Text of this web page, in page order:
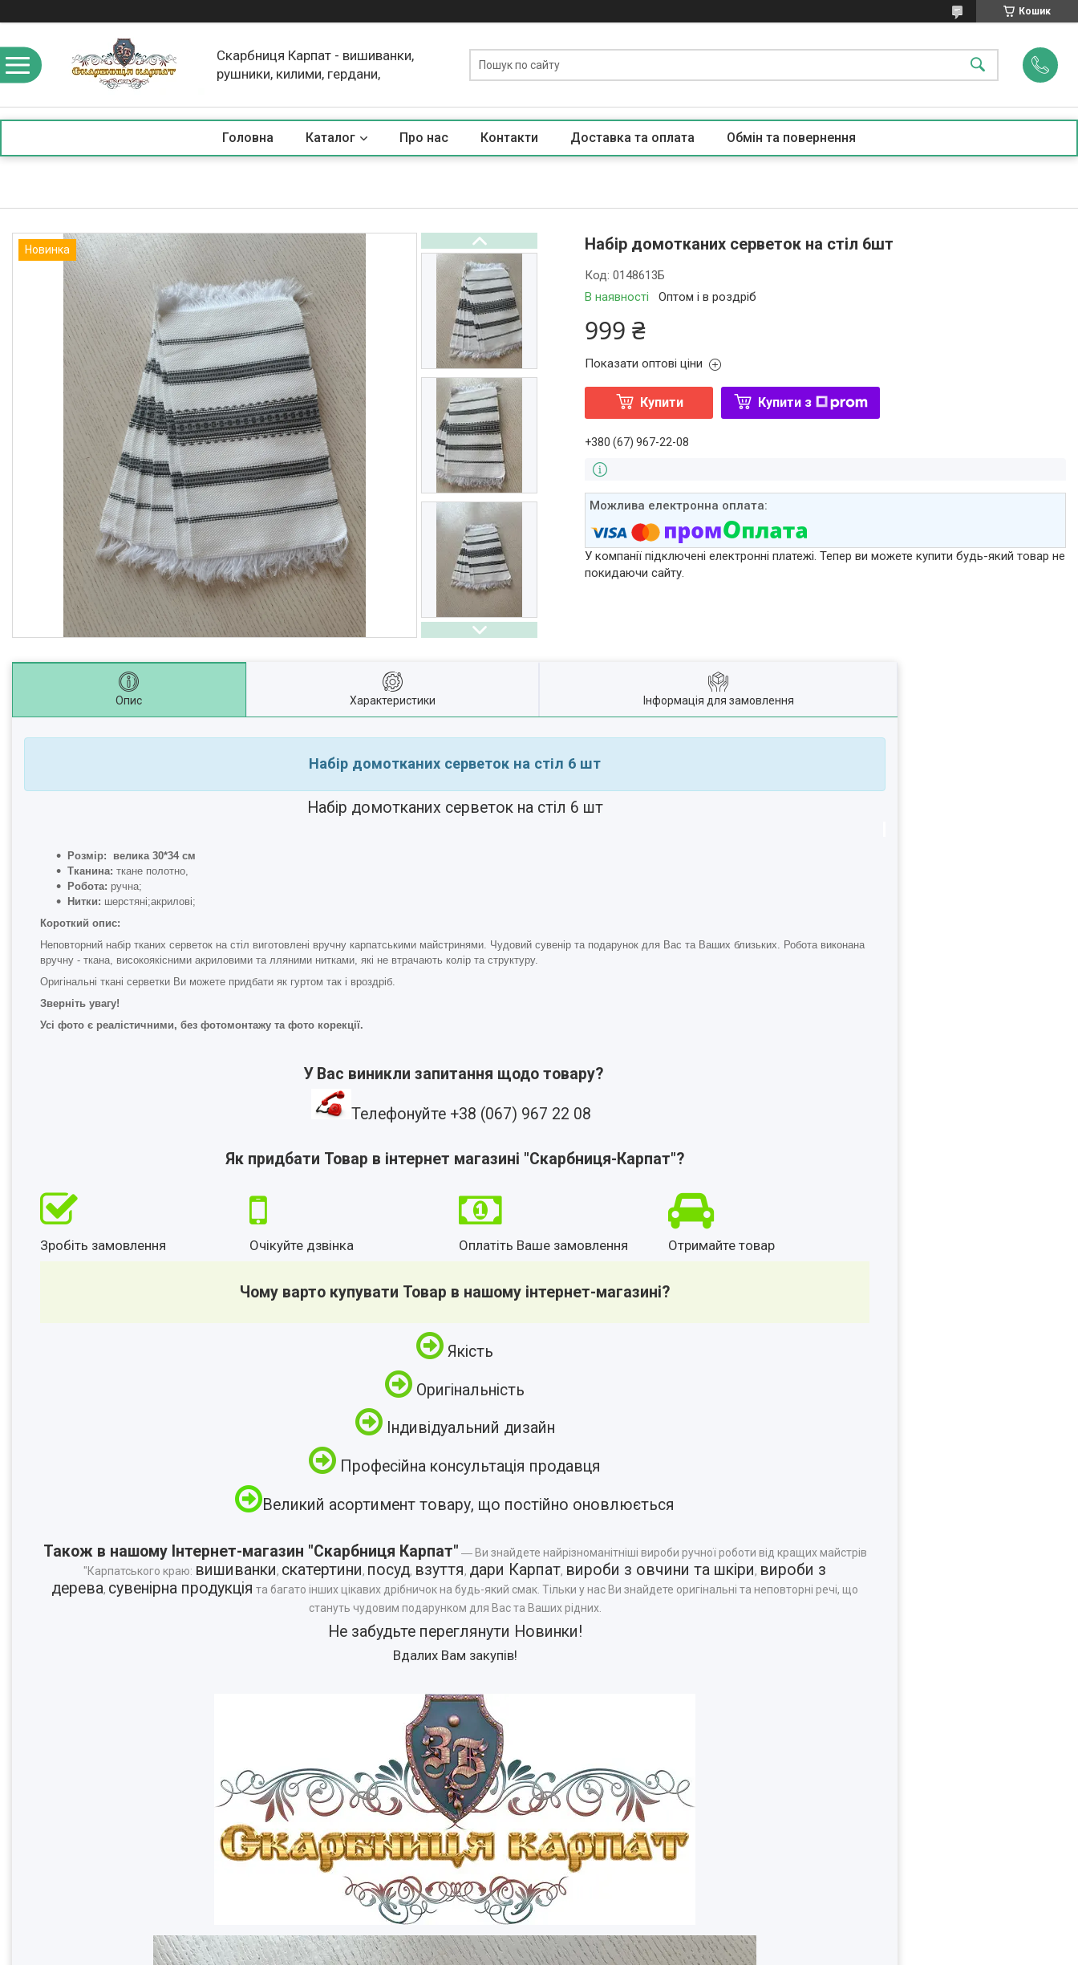
Кошик
Скарбниця Карпат - вишиванки,
рушники, килими, гердани,
Головна Каталог Про нас Контакти Доставка та оплата Обмін та повернення
Новинка Набір домотканих серветок на стіл 6шт
В наявності Оптом і в роздріб
Код:0148613Б
999 ₴
Показати оптові ціни
Купити Купити з
+380 (67) 967-22-08
У компанії підключені електронні платежі. Тепер ви можете купити будь-який товар не
покидаючи сайту.
Опис Характеристики Інформація для замовлення
Набір домотканих серветок на стіл 6 шт
Набір домотканих серветок на стіл 6 шт
Розмір: велика 30*34 см
Тканина: ткане полотно,
Робота: ручна;
Нитки: шерстяні;акрилові;
Короткий опис:
Неповторний набір тканих серветок на стіл виготовлені вручну карпатськими майстринями. Чудовий сувенір та подарунок для Вас та Ваших близьких. Робота виконана
вручну - ткана, високоякісними акриловими та лляними нитками, які не втрачають колір та структуру.
Оригінальні ткані серветки Ви можете придбати як гуртом так і вроздріб.
Зверніть увагу!
Усі фото є реалістичними, без фотомонтажу та фото корекції.
У Вас виникли запитання щодо товару?
Телефонуйте +38 (067) 967 22 08
Як придбати Товар в інтернет магазині "Скарбниця-Карпат"?
Зробіть замовлення Очікуйте дзвінка Оплатіть Ваше замовлення Отримайте товар
Чому варто купувати Товар в нашому інтернет-магазині?
Якість
Оригінальність
Індивідуальний дизайн
Професійна консультація продавця
Великий асортимент товару, що постійно оновлюється
Також в нашому Інтернет-магазин "Скарбниця Карпат" ― Ви знайдете найрізноманітніші вироби ручної роботи від кращих майстрів
"Карпатського краю: вишиванки, скатертини, посуд, взуття, дари Карпат, вироби з овчини та шкіри, вироби з
дерева, сувенірна продукція та багато інших цікавих дрібничок на будь-який смак. Тільки у нас Ви знайдете оригінальні та неповторні речі, що
стануть чудовим подарунком для Вас та Ваших рідних.
Не забудьте переглянути Новинки!
Вдалих Вам закупів!